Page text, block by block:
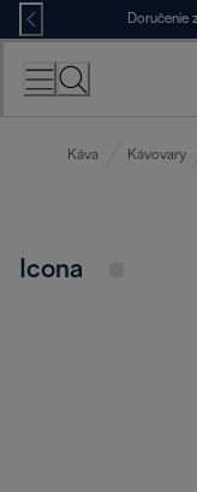
Skip
to
Content
Káva Kávovary
Icona